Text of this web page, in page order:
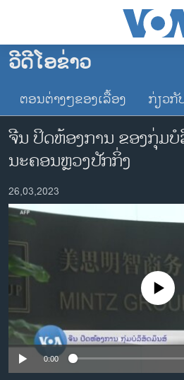
ເຂົ້າ
ຂ້າມ
ຂ້າມ
ຫາ
ຊອກ
ຄົ້ນ
ໂຮມເພຈ
ລາວ
ອາເມຣິກາ
ການເລືອກຕັ້ງ ປະທານາທີບໍດີ ສະຫະລັດ
ໂລກ
ເອເຊຍ
ອິດສະຫຼະພາບດ້ານການຂ່າວ
ຊີວິດຊາວລາວ
ຊຸມຊົນຊາວລາວ
ວິທະຍາສາດ-ເທັກໂນໂລຈີ
ທຸລະກິດ
ວີດີໂອຂ່າວ
ຕອນຕ່າງໆຂອງເລື້ອງ ກ່ຽວກັ
ຈີນ ປິດຫ້ອງການ ຂອງກຸ່ມ
ນະຄອນຫຼວງປັກກິ່ງ
26,03,2023
No media source
0:00